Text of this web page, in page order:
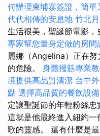
何辦理柬埔寨簽證，簡單
代代相傳的安息地 竹北
生活很美，聖誕節電影，
專家幫您量身定做的房間
麗娜（Angelina）正在
的危險。 身體撥筋專業
境提供高品質清潔 台中
點 選擇高品質的餐飲設
定讓聖誕節的年輕粉絲忠
這就是他最終進入紐約
歌的靈感。 還有什麼是